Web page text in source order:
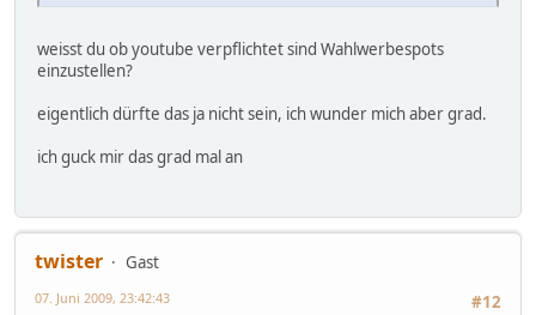
weisst du ob youtube verpflichtet sind Wahlwerbespots
einzustellen?
eigentlich dürfte das ja nicht sein, ich wunder mich aber grad.
ich guck mir das grad mal an
twister
Gast
#12
07. Juni 2009, 23:42:43